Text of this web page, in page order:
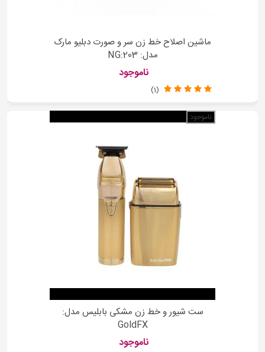
ماشین اصلاح خط زن سر و صورت دبلیو مارک
مدل: NG:203
ناموجود
(1)
ناموجود
ست شیور و خط زن مشکی بابلیس مدل:
GoldFX
ناموجود